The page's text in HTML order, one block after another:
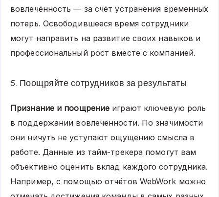
вовлечённость — за счёт устранения временны́х
потерь. Освободившееся время сотрудники
могут направить на развитие своих навыков и
профессиональный рост вместе с компанией.
5. Поощряйте сотрудников за результаты
Признание и поощрение играют ключевую роль
в поддержании вовлечённости. По значимости
они ничуть не уступают ощущению смысла в
работе. Данные из тайм-трекера помогут вам
объективно оценить вклад каждого сотрудника.
Например, с помощью отчётов WebWork можно